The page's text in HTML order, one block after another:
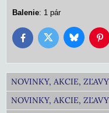
Balenie: 1 pár
FacebookTwitter Bluesky
NOVINKY, AKCIE,
NOVINKY, AKCIE,